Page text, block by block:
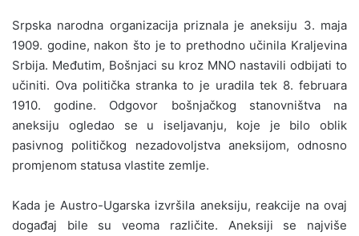
Srpska narodna organizacija priznala je aneksiju 3. maja
1909. godine, nakon što je to prethodno učinila Kraljevina
Srbija. Međutim, Bošnjaci su kroz MNO nastavili odbijati to
učiniti. Ova politička stranka to je uradila tek 8. februara
1910. godine. Odgovor bošnjačkog stanovništva na
aneksiju ogledao se u iseljavanju, koje je bilo oblik
pasivnog političkog nezadovoljstva aneksijom, odnosno
promjenom statusa vlastite zemlje.
Kada je Austro-Ugarska izvršila aneksiju, reakcije na ovaj
događaj bile su veoma različite. Aneksiji se najviše